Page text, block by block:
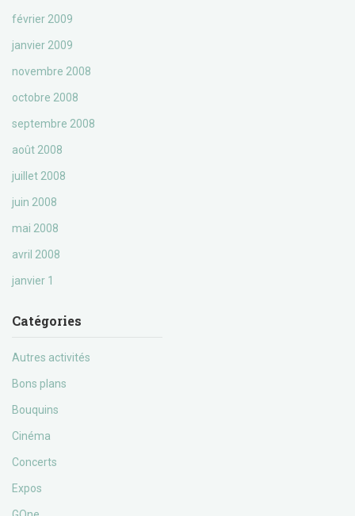
février 2009
janvier 2009
novembre 2008
octobre 2008
septembre 2008
août 2008
juillet 2008
juin 2008
mai 2008
avril 2008
janvier 1
Catégories
Autres activités
Bons plans
Bouquins
Cinéma
Concerts
Expos